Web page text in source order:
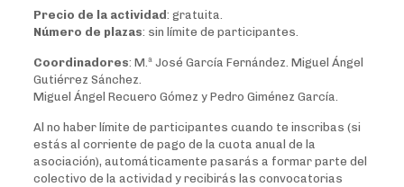
Precio de la actividad: gratuita.
Número de plazas: sin límite de participantes.
Coordinadores: M.ª José García Fernández. Miguel Ángel
Gutiérrez Sánchez.
Miguel Ángel Recuero Gómez y Pedro Giménez García.
Al no haber límite de participantes cuando te inscribas (si
estás al corriente de pago de la cuota anual de la
asociación), automáticamente pasarás a formar parte del
colectivo de la actividad y recibirás las convocatorias